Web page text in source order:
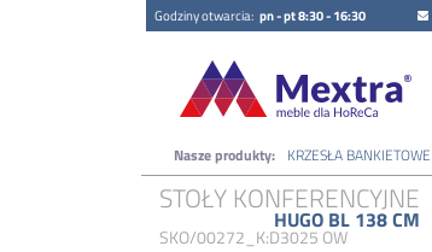
Godziny otwarcia: pn - pt 8:30 - 16:30
Nasze produkty: KRZESŁA BANKIETOWE
STOŁY KONFERENCYJNE
HUGO BL 138 CM
SKO/00272_K:D3025 OW